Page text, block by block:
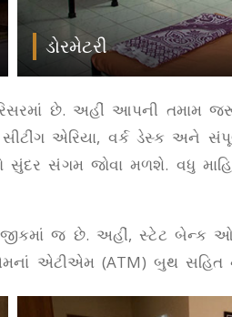
ડોરમેટરી
છે. અહીં આપની તમામ
એરિયા, વર્ક ડેસ્ક અને
સુંદર સંગમ જોવા મળશે. વધુ
જ છે. અહીં, સ્ટેટ બેન્ક
એટીએમ (ATM) બુથ સહિત